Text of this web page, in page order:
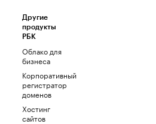
Другие
продукты
РБК
Облако для
бизнеса
Корпоративный
регистратор
доменов
Хостинг
сайтов